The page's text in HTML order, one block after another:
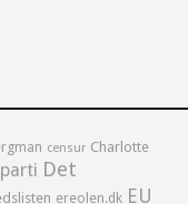
censur Charlotte
Det
ereolen.dk EU